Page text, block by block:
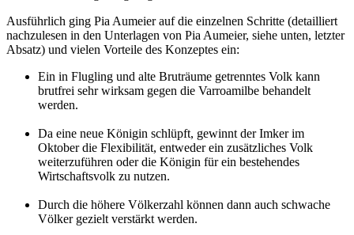
Ausführlich ging Pia Aumeier auf die einzelnen Schritte (detailliert
nachzulesen in den Unterlagen von Pia Aumeier, siehe unten, letzter
Absatz) und vielen Vorteile des Konzeptes ein:
Ein in Flugling und alte Bruträume getrenntes Volk kann
brutfrei sehr wirksam gegen die Varroamilbe behandelt
werden.
Da eine neue Königin schlüpft, gewinnt der Imker im
Oktober die Flexibilität, entweder ein zusätzliches Volk
weiterzuführen oder die Königin für ein bestehendes
Wirtschaftsvolk zu nutzen.
Durch die höhere Völkerzahl können dann auch schwache
Völker gezielt verstärkt werden.